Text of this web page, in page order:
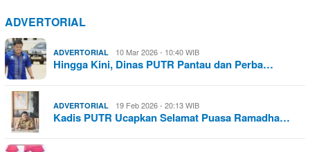
ADVERTORIAL
ADVERTORIAL 10 Mar 2026 - 10:40 WIB
Hingga Kini, Dinas PUTR Pantau dan Perba…
ADVERTORIAL 19 Feb 2026 - 20:13 WIB
Kadis PUTR Ucapkan Selamat Puasa Ramadha…